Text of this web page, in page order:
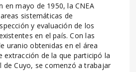
en mayo de 1950, la CNEA
sistemáticas de
y evaluación de los
en el país. Con las
uranio obtenidas en el área
extracción de la que participó la
de Cuyo, se comenzó a trabajar